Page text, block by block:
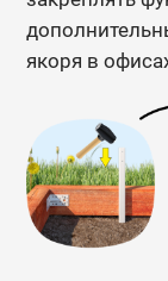
якоря в